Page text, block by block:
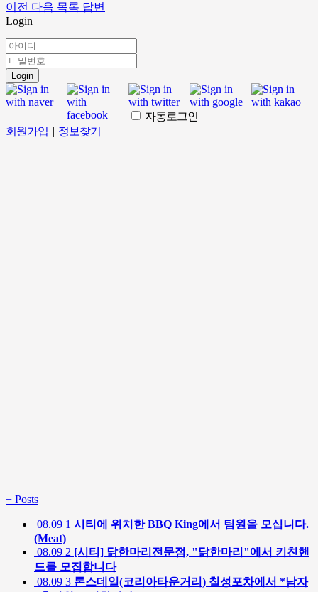
이전 다음 목록 답변
Login
Login
자동로그인
회원가입 | 정보찾기
+ Posts
08.09 1 시티에 위치한 BBQ King에서 팀원을 모십니다.
(Meat)
08.09 2 [시티] 닭한마리전문점, "닭한마리"에서 키친핸
드를 모집합니다
08.09 3 론스데일(코리아타운거리) 칠성포차에서 *남자